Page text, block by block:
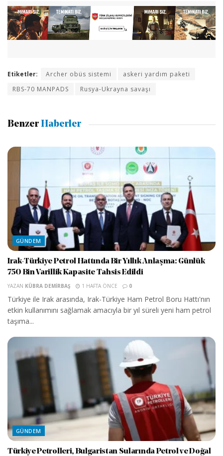
Etiketler: Archer obüs sistemi
askeri yardım paketi
RBS-70 MANPADS
Rusya-Ukrayna savaşı
Benzer Haberler
GÜNDEM
Irak-Türkiye Petrol Hattında Bir Yıllık Anlaşma: Günlük
750 Bin Varillik Kapasite Tahsis Edildi
YAZAN KÜBRA DEMIRBAŞ 1 HAFTA ÖNCE 0
Türkiye ile Irak arasında, Irak-Türkiye Ham Petrol Boru Hattı'nın
etkin kullanımını sağlamak amacıyla bir yıl süreli yeni ham petrol
taşıma...
GÜNDEM
Türkiye Petrolleri, Bulgaristan Sularında Petrol ve Doğal